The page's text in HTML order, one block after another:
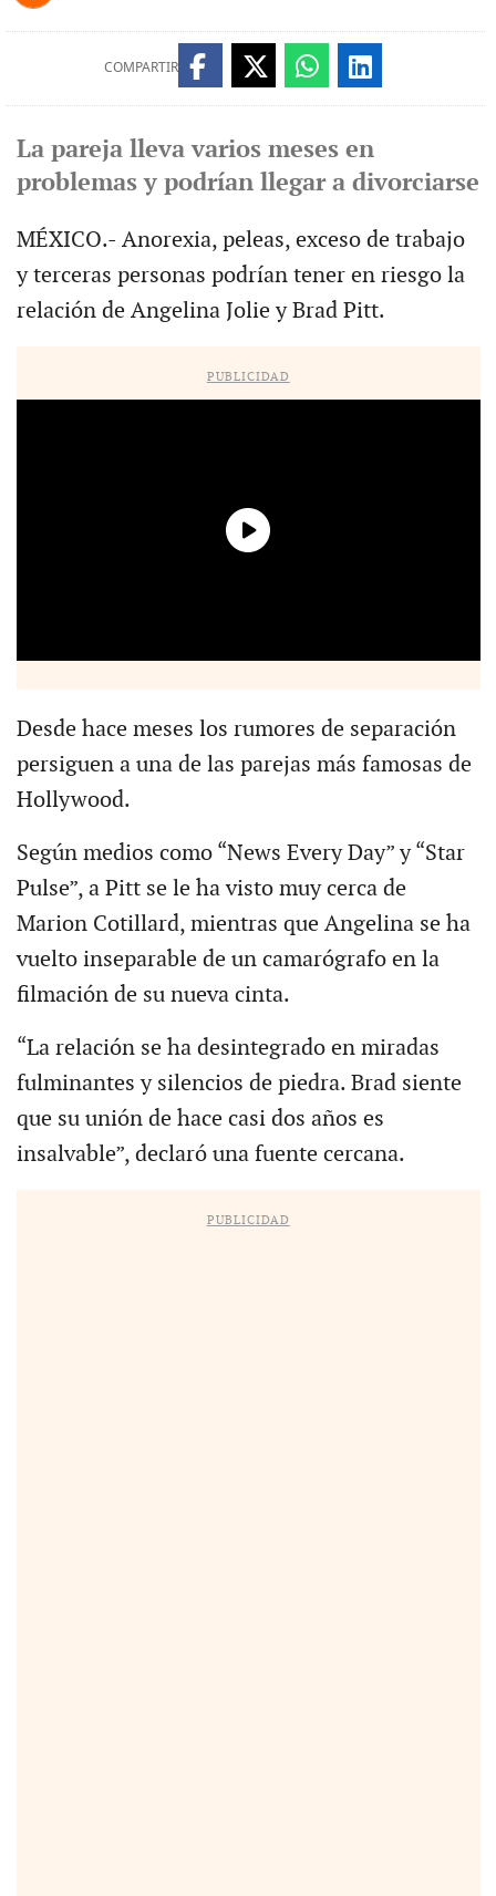
COMPARTIR
La pareja lleva varios meses en
problemas y podrían llegar a divorciarse
MÉXICO.- Anorexia, peleas, exceso de trabajo
y terceras personas podrían tener en riesgo la
relación de Angelina Jolie y Brad Pitt.
PUBLICIDAD
Desde hace meses los rumores de separación
persiguen a una de las parejas más famosas de
Hollywood.
Según medios como “News Every Day” y “Star
Pulse”, a Pitt se le ha visto muy cerca de
Marion Cotillard, mientras que Angelina se ha
vuelto inseparable de un camarógrafo en la
filmación de su nueva cinta.
“La relación se ha desintegrado en miradas
fulminantes y silencios de piedra. Brad siente
que su unión de hace casi dos años es
insalvable”, declaró una fuente cercana.
PUBLICIDAD